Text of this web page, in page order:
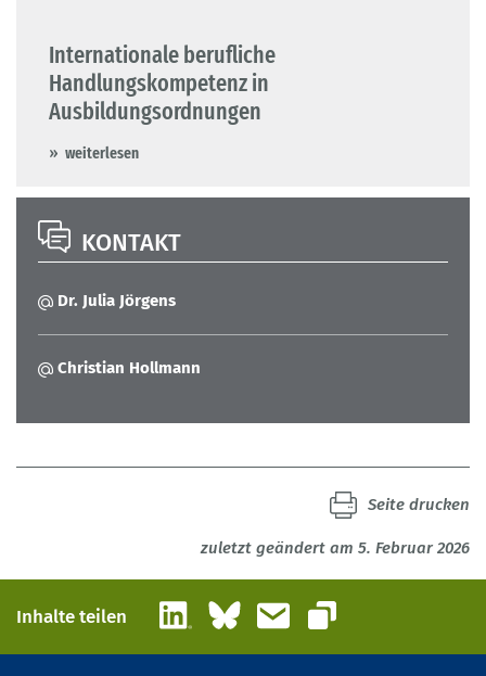
Internationale berufliche
Handlungskompetenz in
Ausbildungsordnungen
weiterlesen
KONTAKT
Dr. Julia Jörgens
Christian Hollmann
zuletzt geändert am 5. Februar 2026
Seite drucken
Inhalte teilen LinkedInBlueskyE-Mail
Link kopieren